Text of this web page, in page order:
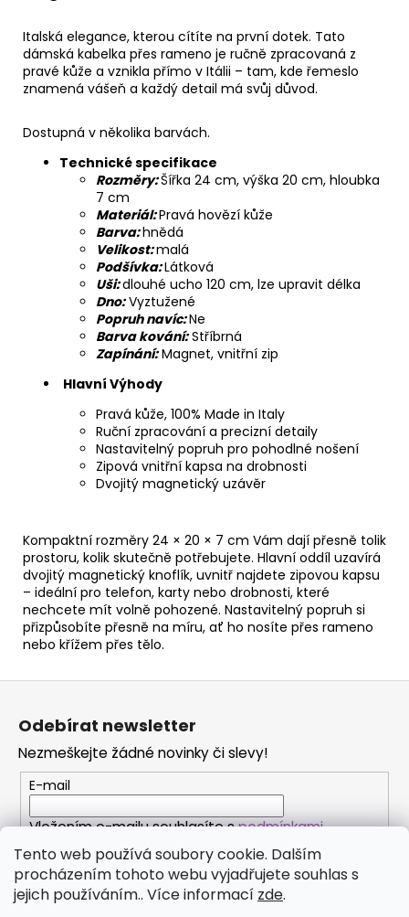
Tento web používá soubory cookie. Dalším
procházením tohoto webu vyjadřujete souhlas s
jejich používáním.. Více informací zde.
Italská elegance, kterou cítíte na první dotek. Tato
dámská kabelka přes rameno je ručně zpracovaná z
pravé kůže a vznikla přímo v Itálii – tam, kde řemeslo
znamená vášeň a každý detail má svůj důvod.
Dostupná v několika barvách.
Technické specifikace
Rozměry:Šířka 24 cm, výška 20 cm, hloubka
7 cm
Materiál:Pravá hovězí kůže
Barva:hnědá
Velikost:malá
Podšívka:Látková
Uši:dlouhé ucho 120 cm, lze upravit délka
Dno:Vyztužené
Popruh navíc:Ne
Barva kování:Stříbrná
Zapínání:Magnet, vnitřní zip
Hlavní Výhody
Pravá kůže, 100% Made in Italy
Ruční zpracování a precizní detaily
Nastavitelný popruh pro pohodlné nošení
Zipová vnitřní kapsa na drobnosti
Dvojitý magnetický uzávěr
Kompaktní rozměry 24 × 20 × 7 cm Vám dají přesně tolik
prostoru, kolik skutečně potřebujete. Hlavní oddíl uzavírá
dvojitý magnetický knoflík, uvnitř najdete zipovou kapsu
– ideální pro telefon, karty nebo drobnosti, které
nechcete mít volně pohozené. Nastavitelný popruh si
přizpůsobíte přesně na míru, ať ho nosíte přes rameno
nebo křížem přes tělo.
Z
Odebírat newsletter
Nezmeškejte žádné novinky či slevy!
E-mail
Vložením e-mailu souhlasíte spodmínkami
ochrany osobních údajů
PŘIHLÁSIT SE